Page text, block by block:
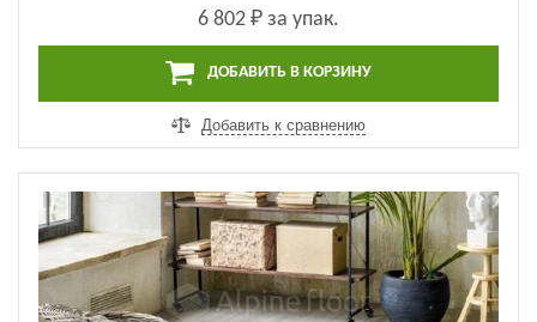
6 802 ₽ за упак.
ДОБАВИТЬ В КОРЗИНУ
Добавить к сравнению